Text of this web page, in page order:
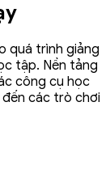
quá trình giảng
tập. Nền tảng
công cụ học
các trò chơi